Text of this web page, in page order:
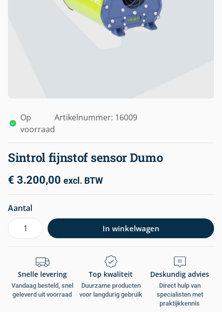
Op
voorraad
Artikelnummer: 16009
Sintrol fijnstof sensor Dumo
€ 3.200,00 excl. BTW
Aantal
In winkelwagen
Snelle levering
Vandaag besteld, snel
geleverd uit voorraad
Top kwaliteit
Duurzame producten
voor langdurig gebruik
Deskundig advies
Direct hulp van
specialisten met
praktijkkennis